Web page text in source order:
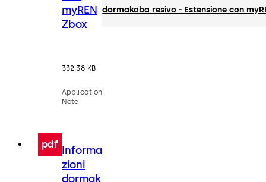
myREN
Zbox
332.38 KB
Application
Note
dormakaba resivo - Estensione con
pdf Informa
zioni
dormak